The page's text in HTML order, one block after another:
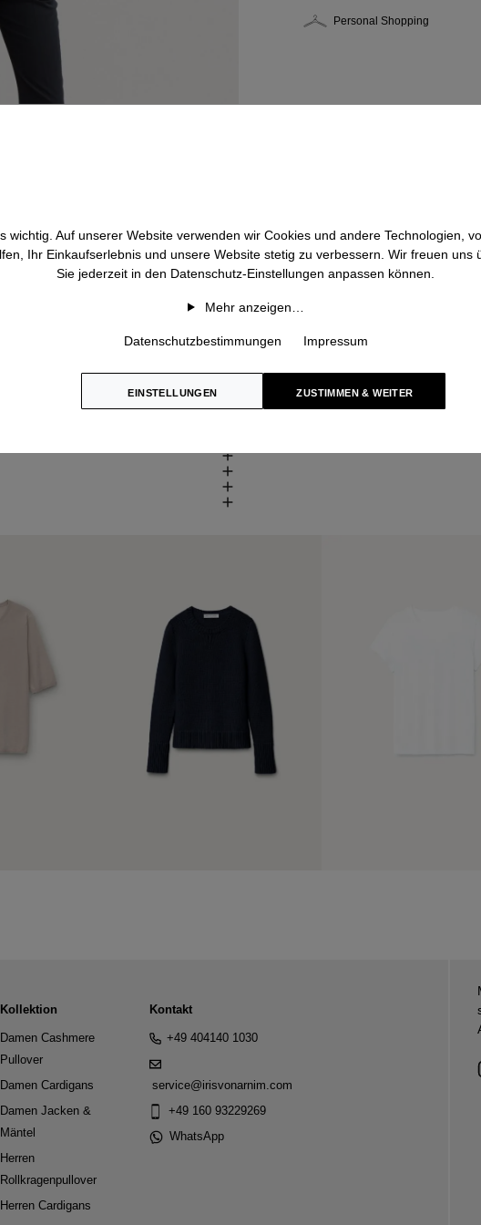
Personal Shopping
Kollektion
Damen Cashmere
Pullover
Damen Cardigans
Damen Jacken &
Mäntel
Herren
Rollkragenpullover
Herren Cardigans
Kontakt
+49 404140 1030
service@irisvonarnim.com
+49 160 93229269
WhatsApp
wichtig. Auf unserer Website verwenden wir Cookies und andere Technologien,
Ihr Einkaufserlebnis und unsere Website stetig zu verbessern. Wir freuen uns
Sie jederzeit in den Datenschutz-Einstellungen anpassen können.
Mehr anzeigen…
Datenschutzbestimmungen Impressum
EINSTELLUNGEN ZUSTIMMEN & WEITER